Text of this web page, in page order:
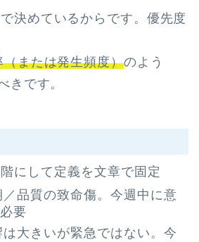
決めているからです。優先度
または発生頻度）のよう
きです。
にして定義を文章で固定
品質の致命傷。今週中に意
要
大きいが緊急ではない。今